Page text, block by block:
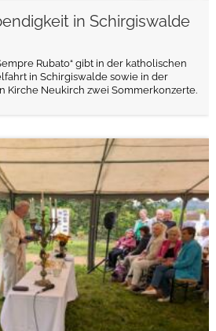
in Schirgiswalde
Rubato“ gibt in der katholischen
in Schirgiswalde sowie in der
Kirche Neukirch zwei Sommerkonzerte.
weiterlesen